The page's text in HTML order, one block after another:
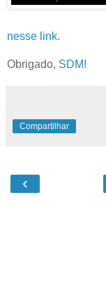
nesse link.
Obrigado, SDM!
Compartilhar
‹